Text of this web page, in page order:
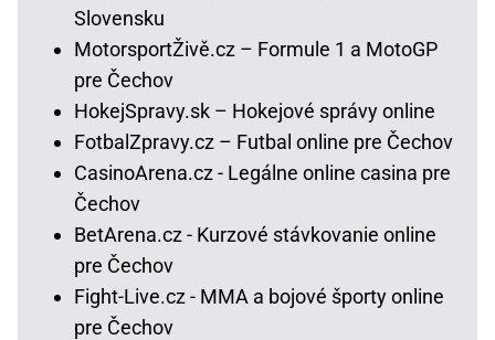
Slovensku
MotorsportŽivě.cz – Formule 1 a MotoGP
pre Čechov
HokejSpravy.sk – Hokejové správy online
FotbalZpravy.cz – Futbal online pre Čechov
CasinoArena.cz - Legálne online casina pre
Čechov
BetArena.cz - Kurzové stávkovanie online
pre Čechov
Fight-Live.cz - MMA a bojové športy online
pre Čechov